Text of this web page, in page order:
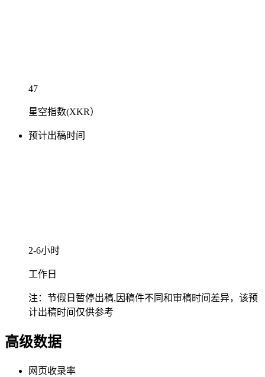
47
星空指数(XKR）
预计出稿时间
2-6小时
工作日
注：节假日暂停出稿,因稿件不同和审稿时间差异，该预
计出稿时间仅供参考
高级数据
网页收录率